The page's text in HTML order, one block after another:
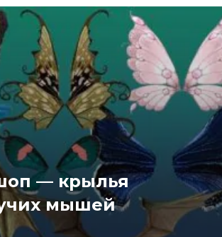
— крылья
мышей